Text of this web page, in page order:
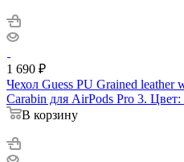
1 690 ₽
Чехол Guess PU Grained leather
Carabin для AirPods Pro 3. Цвет:
В корзину